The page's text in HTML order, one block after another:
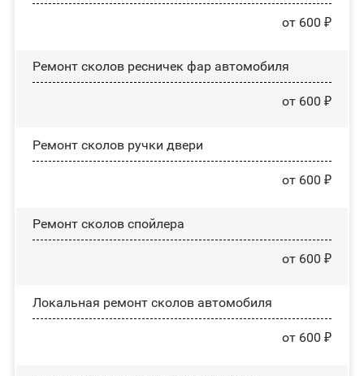
от 600 ₽
Ремонт сколов ресничек фар автомобиля
от 600 ₽
Ремонт сколов ручки двери
от 600 ₽
Ремонт сколов спойлера
от 600 ₽
Локальная ремонт сколов автомобиля
от 600 ₽